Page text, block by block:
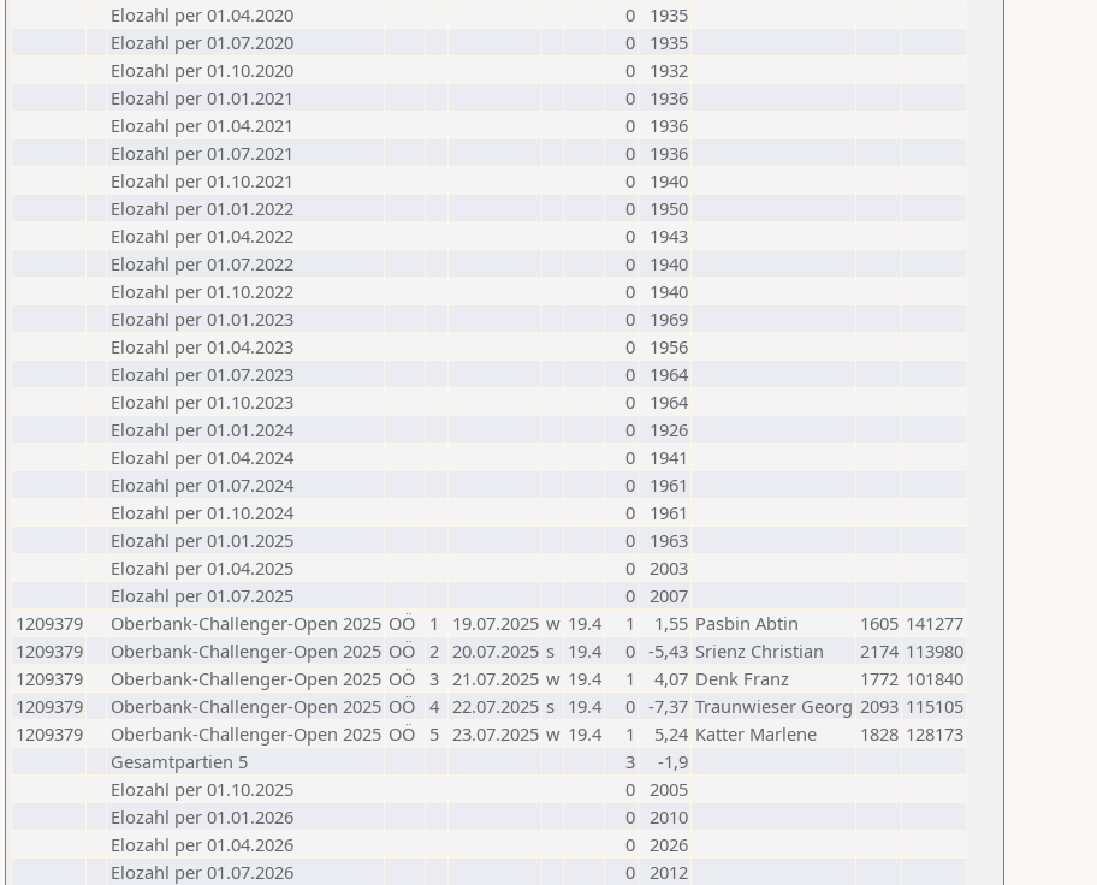
Elozahl per 01.04.2020
0
1935
Elozahl per 01.07.2020
0
1935
Elozahl per 01.10.2020
0
1932
Elozahl per 01.01.2021
0
1936
Elozahl per 01.04.2021
0
1936
Elozahl per 01.07.2021
0
1936
Elozahl per 01.10.2021
0
1940
Elozahl per 01.01.2022
0
1950
Elozahl per 01.04.2022
0
1943
Elozahl per 01.07.2022
0
1940
Elozahl per 01.10.2022
0
1940
Elozahl per 01.01.2023
0
1969
Elozahl per 01.04.2023
0
1956
Elozahl per 01.07.2023
0
1964
Elozahl per 01.10.2023
0
1964
Elozahl per 01.01.2024
0
1926
Elozahl per 01.04.2024
0
1941
Elozahl per 01.07.2024
0
1961
Elozahl per 01.10.2024
0
1961
Elozahl per 01.01.2025
0
1963
Elozahl per 01.04.2025
0 2003
Elozahl per 01.07.2025
0 2007
1209379
Oberbank-Challenger-Open 2025 OÖ 1 19.07.2025 w 19.4 1 1,55 Pasbin Abtin 1605 141277
1209379
Oberbank-Challenger-Open 2025 OÖ 2 20.07.2025 s 19.4 0 -5,43 Srienz Christian 2174 113980
1209379
Oberbank-Challenger-Open 2025 OÖ 3 21.07.2025 w 19.4 1 4,07 Denk Franz 1772 101840
1209379
Oberbank-Challenger-Open 2025 OÖ 4 22.07.2025 s 19.4 0 -7,37 Traunwieser Georg 2093 115105
1209379
Oberbank-Challenger-Open 2025 OÖ 5 23.07.2025 w 19.4 1 5,24 Katter Marlene 1828 128173
Gesamtpartien 5
3
-1,9
Elozahl per 01.10.2025
0 2005
Elozahl per 01.01.2026
0 2010
Elozahl per 01.04.2026
0 2026
Elozahl per 01.07.2026
0 2012